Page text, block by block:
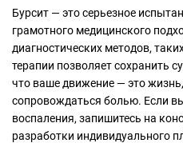
Бурсит — это серьезное
грамотного медицинского
диагностических методов,
терапии позволяет сохранить
что ваше движение — это
сопровождаться болью. Если
воспаления, запишитесь на
разработки индивидуального